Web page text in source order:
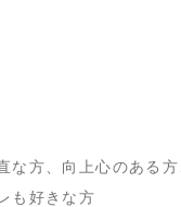
な方、向上心のある方
も好きな方